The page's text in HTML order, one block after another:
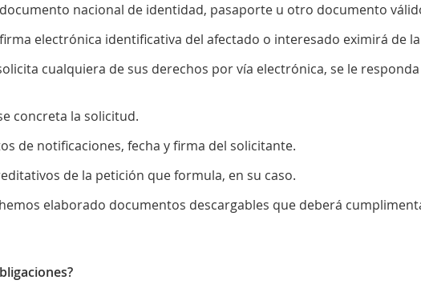
nacional de identidad, pasaporte u otro documento
electrónica identificativa del afectado o interesado eximirá de
cualquiera de sus derechos por vía electrónica, se le
concreta la solicitud.
de notificaciones, fecha y firma del solicitante.
de la petición que formula, en su caso.
elaborado documentos descargables que deberá